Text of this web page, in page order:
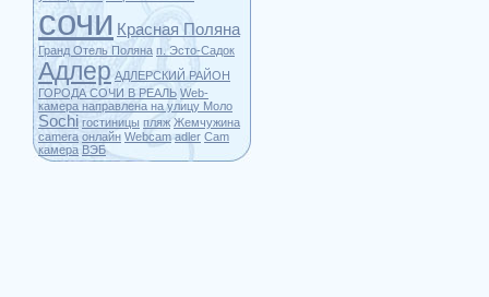
сочи Красная Поляна
Гранд Отель Поляна п. Эсто-Садок
Адлер АДЛЕРСКИЙ РАЙОН
ГОРОДА СОЧИ В РЕАЛЬ Web-
камера направлена на улицу Моло
Sochi гостиницы пляж Жемчужина
camera онлайн Webcam adler Cam
камера ВЭБ